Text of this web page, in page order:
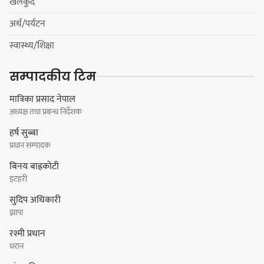
अर्थ/पर्यटन
स्वास्थ्य/शिक्षा
सम्पादकीय टिम
मात्रिका प्रसाद नेपाल
अध्यक्ष तथा प्रबन्ध निर्देशक
हर्ष सुब्बा
प्रधान सम्पादक
बिनय बाह्रकोटी
इटहरी
सुदिप अधिकारी
झापा
रश्मी प्रधान
धरान